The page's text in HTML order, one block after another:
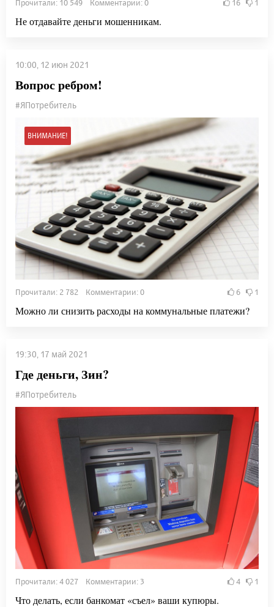
Прочитали: 10 549 Комментарии: 0 16 1
Не отдавайте деньги мошенникам.
10:00, 12 июн 2021
Вопрос ребром!
#ЯПотребитель
ВНИМАНИЕ!
Прочитали: 2 782 Комментарии: 0 6 1
Можно ли снизить расходы на коммунальные платежи?
19:30, 17 май 2021
Где деньги, Зин?
#ЯПотребитель
Прочитали: 4 027 Комментарии: 3 4 1
Что делать, если банкомат «съел» ваши купюры.